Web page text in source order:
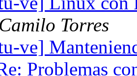
Camilo Torres
ve]
Problemas